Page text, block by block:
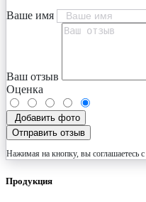
Ваше имя
Ваш отзыв
Оценка
Добавить фото
Отправить отзыв
Нажимая на кнопку, вы соглашаетесь с
Продукция